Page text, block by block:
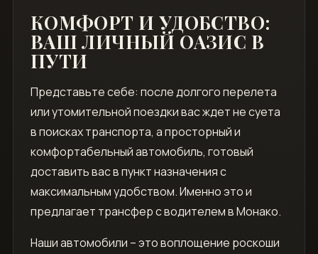
КОМФОРТ И УДОБСТВО:
ВАШ ЛИЧНЫЙ ОАЗИС В
ПУТИ
Представьте себе: после долгого перелета
или утомительной поездки вас ждет не суета
в поисках транспорта, а просторный и
комфортабельный автомобиль, готовый
доставить вас в пункт назначения с
максимальным удобством. Именно это и
предлагает трансфер с водителем в Монако.
Наши автомобили – это воплощение роскоши